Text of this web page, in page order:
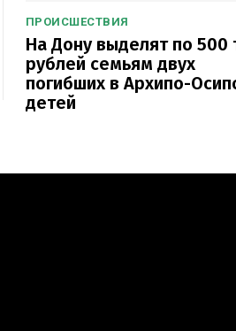
ПРОИСШЕСТВИЯ
На Дону выделят по 500
рублей семьям двух
погибших в Архипо-
детей